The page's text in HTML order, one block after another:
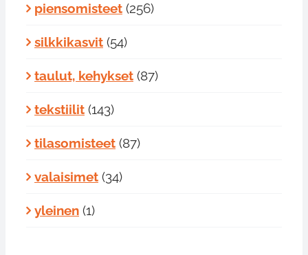
piensomisteet (256)
silkkikasvit (54)
taulut, kehykset (87)
tekstiilit (143)
tilasomisteet (87)
valaisimet (34)
yleinen (1)